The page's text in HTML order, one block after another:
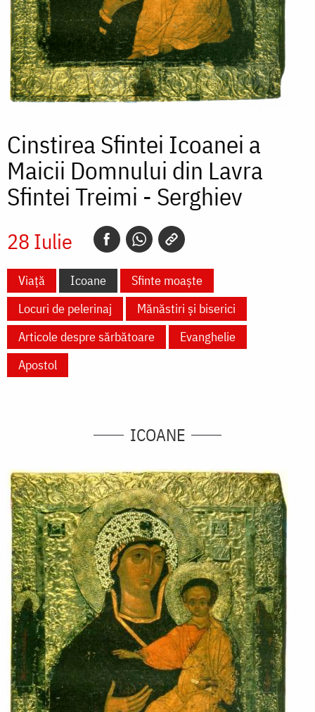
Cinstirea Sfintei Icoanei a
Maicii Domnului din Lavra
Sfintei Treimi - Serghiev
28 Iulie
Viață Icoane
Sfinte moaște
Locuri de pelerinaj
Mănăstiri și biserici
Articole despre sărbătoare
Evanghelie
Apostol
ICOANE